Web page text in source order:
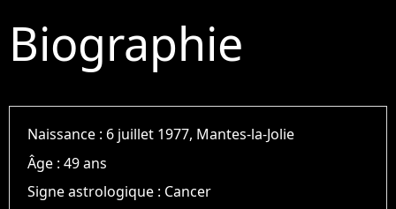
Biographie
Naissance : 6 juillet 1977, Mantes-la-Jolie
Âge :49 ans
Signe astrologique : Cancer